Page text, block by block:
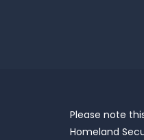
Please note
Homeland